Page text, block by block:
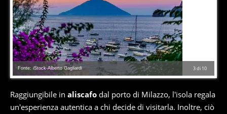
3di 10
Fonte: iStock-Alberto Gagliardi
Raggiungibile in aliscafo dal porto di Milazzo, l'isola regala
un'esperienza autentica a chi decide di visitarla. Inoltre, ciò